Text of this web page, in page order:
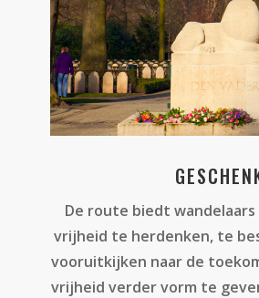
De route biedt
vrijheid te herdenken, te
vooruitkijken naar de
vrijheid verder vorm te